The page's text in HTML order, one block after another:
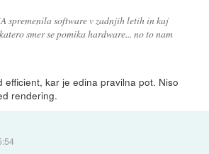
spremenila software v zadnjih letih in kaj
smer se pomika hardware... no to nam
efficient, kar je edina pravilna pot. Niso
rendering.